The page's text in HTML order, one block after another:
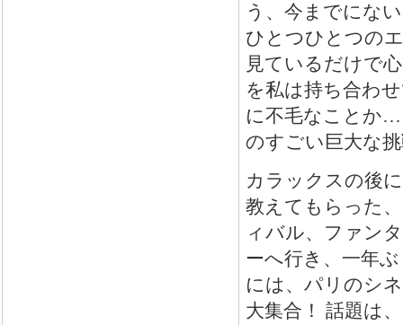
う、今までにな
ひとつひとつの
見ているだけで
を私は持ち合わ
に不毛なことか
のすごい巨大な
カラックスの後
教えてもらった
ィバル、ファン
ーへ行き、一年
には、パリのシ
大集合！ 話題は